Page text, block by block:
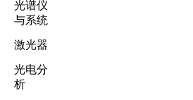
光谱仪
与系统
激光器
光电分
析